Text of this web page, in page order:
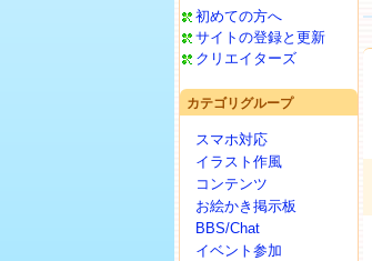
初めての方へ
サイトの登録と更新
クリエイターズ
カテゴリグループ
スマホ対応
イラスト作風
コンテンツ
お絵かき掲示板
BBS/Chat
イベント参加